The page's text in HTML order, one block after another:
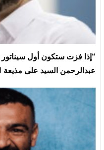
“إذا فزت ستكون أول سيناتور
عبدالرحمن السيد على مذيعة CNN